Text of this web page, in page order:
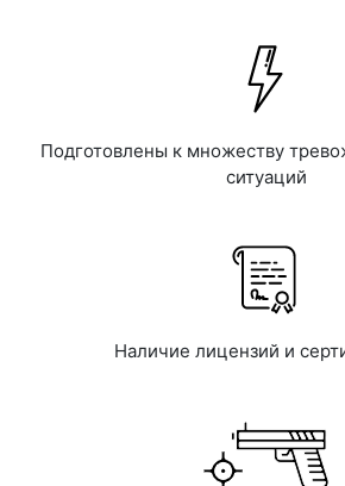
Подготовлены к множеству
ситуаций
Наличие лицензий и